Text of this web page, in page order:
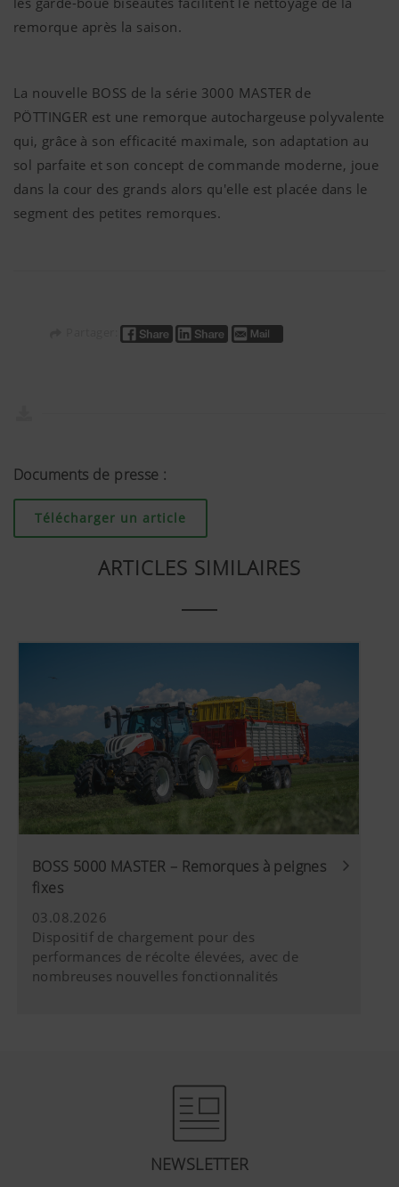
pouvez bloquer ces cookies en réglant
navigateur.
remorque après la saison.
La nouvelle BOSS de la série 3000 MASTER de
PÖTTINGER est une remorque autochargeuse polyvalente
qui, grâce à son efficacité maximale, son adaptation au
sol parfaite et son concept de commande moderne, joue
dans la cour des grands alors qu'elle est placée dans le
segment des petites remorques.
Documents de presse :
Télécharger un article
ARTICLES SIMILAIRES
BOSS 5000 MASTER – Remorques à peignes
fixes
03.08.2026
Dispositif de chargement pour des
performances de récolte élevées, avec de
nombreuses nouvelles fonctionnalités
NEWSLETTER